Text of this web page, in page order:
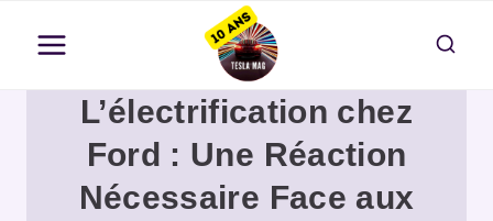
contenuL’électrification chez
Ford : Une Réaction
Nécessaire Face aux